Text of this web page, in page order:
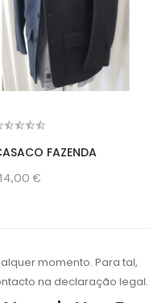
FAZENDA
€
momento. Para tal,
na declaração legal.